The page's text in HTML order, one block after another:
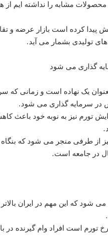
مشابه را نداشته ایم از
پیدا کرده است بازار عرضه و
تولیدی بشمار می آید.
گذاری می شود
یک نهاده است و زمانی که
در سرمایه گذاری می شود.
تورم نیز به نوبه خود باعث
از طرفی منجر می شود که
در جامعه است.
که این مهم در ایران
تورم است افراد وام گیرنده